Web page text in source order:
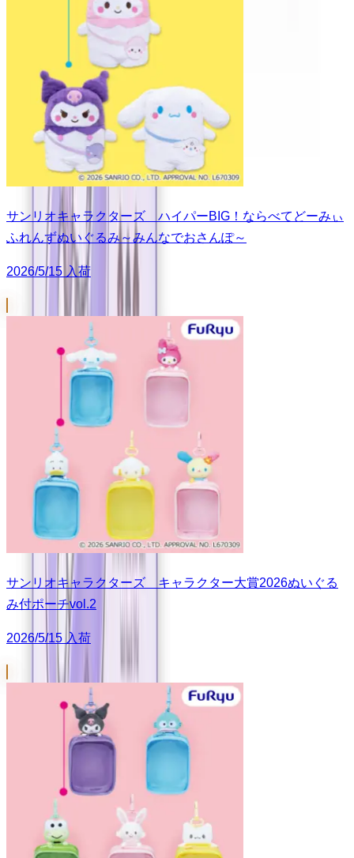
サンリオキャラクターズ ハイパーBIG！ならべてどーみぃ
ふれんずぬいぐるみ～みんなでおさんぽ～
2026/5/15 入荷
サンリオキャラクターズ キャラクター大賞2026ぬいぐる
み付ポーチvol.2
2026/5/15 入荷